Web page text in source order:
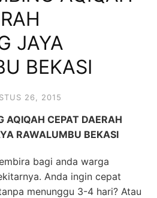
JAYA
BEKASI
26, 2015
AQIQAH CEPAT DAERAH
RAWALUMBU BEKASI
bagi anda warga
Anda ingin cepat
menunggu 3-4 hari? Atau